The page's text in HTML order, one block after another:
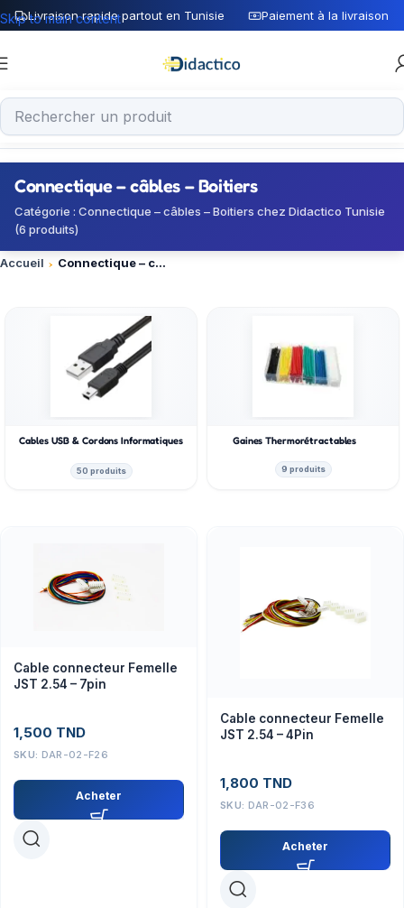
Livraison rapide partout en Tunisie Paiement à la livraison
Skip to main content
Connectique – câbles – Boitiers
Catégorie : Connectique – câbles – Boitiers chez Didactico Tunisie
(6 produits)
Accueil Connectique – câbles – Boitiers
Cables USB & Cordons Informatiques
50 produits
Gaines Thermorétractables
9 produits
Cable connecteur Femelle
JST 2.54 – 7pin
1,500 TND
SKU: DAR-02-F26
Acheter
Cable connecteur Femelle
JST 2.54 – 4Pin
1,800 TND
SKU: DAR-02-F36
Acheter